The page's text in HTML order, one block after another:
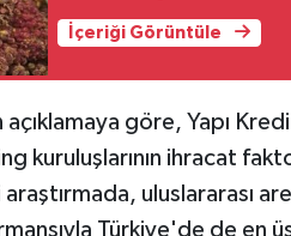
İçeriği Görüntüle
açıklamaya göre, Yapı
kuruluşlarının ihracat
uluslararası
Türkiye'de de en